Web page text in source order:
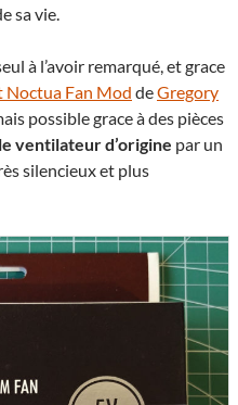
sa vie.
à l’avoir remarqué, et grace
Noctua Fan Mod deGregory
possible grace à des pièces
ventilateur d’origine par un
silencieux et plus